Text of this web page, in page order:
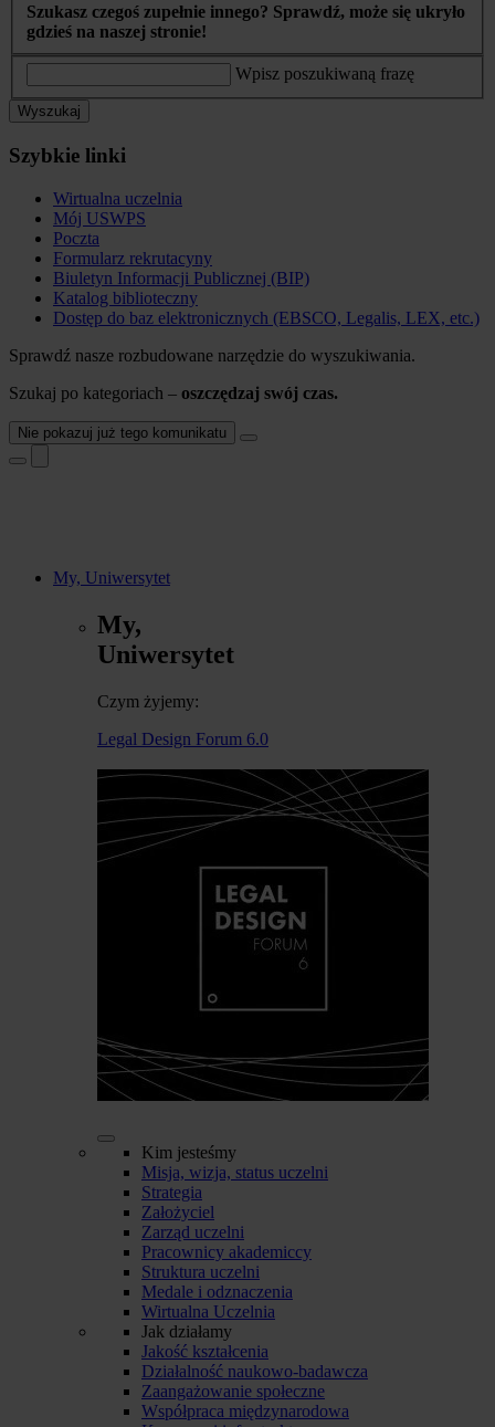
Szukasz czegoś zupełnie innego? Sprawdź, może się ukryło
gdzieś na naszej stronie!
Wpisz poszukiwaną frazę
Wyszukaj
Szybkie linki
Wirtualna uczelnia
Mój USWPS
Poczta
Formularz rekrutacyny
Biuletyn Informacji Publicznej (BIP)
Katalog biblioteczny
Dostęp do baz elektronicznych (EBSCO, Legalis, LEX, etc.)
Sprawdź nasze rozbudowane narzędzie do wyszukiwania.
Szukaj po kategoriach – oszczędzaj swój czas.
Nie pokazuj już tego komunikatu
My, Uniwersytet
My,
Uniwersytet
Czym żyjemy:
Legal Design Forum 6.0
Kim jesteśmy
Misja, wizja, status uczelni
Strategia
Założyciel
Zarząd uczelni
Pracownicy akademiccy
Struktura uczelni
Medale i odznaczenia
Wirtualna Uczelnia
Jak działamy
Jakość kształcenia
Działalność naukowo-badawcza
Zaangażowanie społeczne
Współpraca międzynarodowa